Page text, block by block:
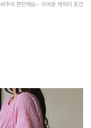
주어 편안해요~ 귀여운 캐릭터 포인